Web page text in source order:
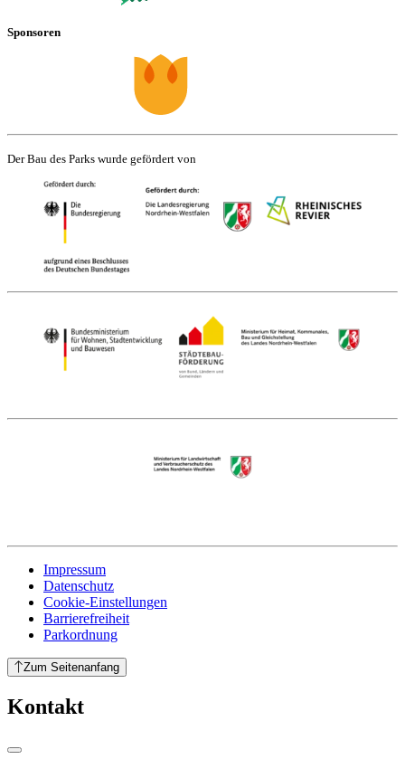
Sponsoren
Der Bau des Parks wurde gefördert von
Impressum
Datenschutz
Cookie-Einstellungen
Barrierefreiheit
Parkordnung
Zum Seitenanfang
Kontakt